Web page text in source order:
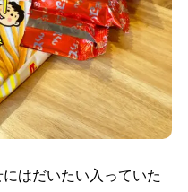
はだいたい入っていた